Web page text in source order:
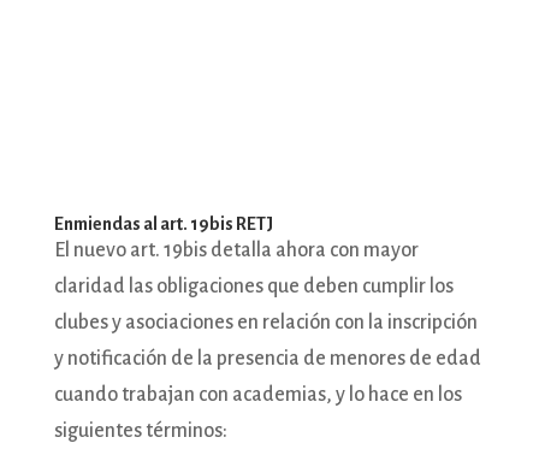
Enmiendas al art. 19bis RETJ
El nuevo art. 19bis detalla ahora con mayor
claridad las obligaciones que deben cumplir los
clubes y asociaciones en relación con la inscripción
y notificación de la presencia de menores de edad
cuando trabajan con academias, y lo hace en los
siguientes términos: